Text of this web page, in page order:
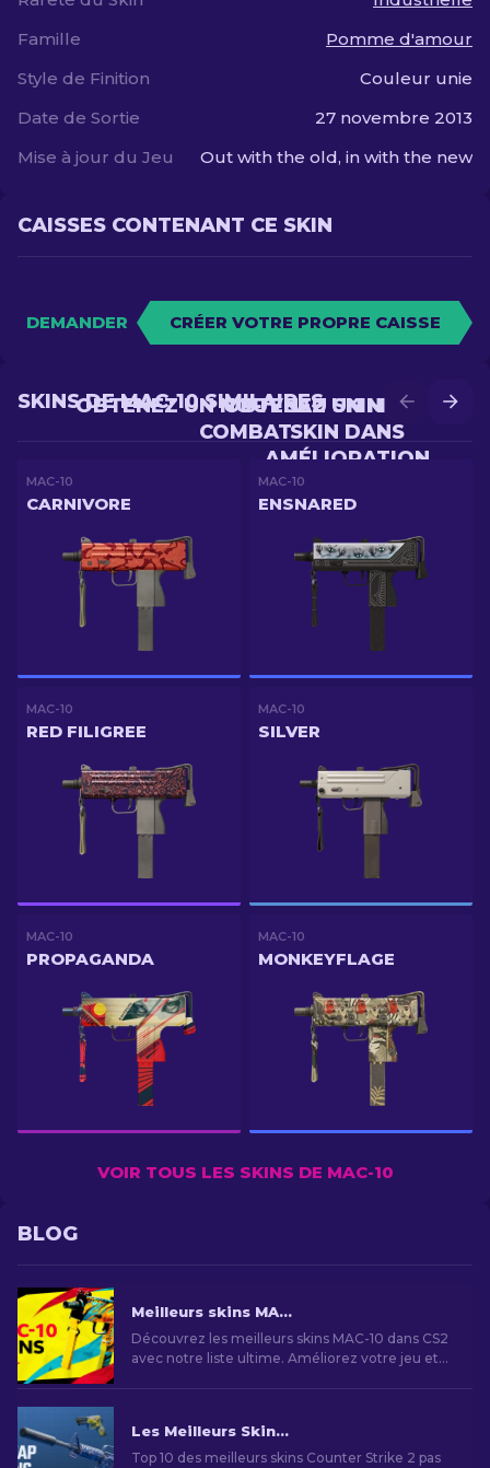
Famille
Pomme d'amour
Style de Finition
Couleur unie
Date de Sortie
27 novembre 2013
Mise à jour du Jeu
Out with the old, in with the new
CAISSES CONTENANT CE SKIN
DEMANDER CRÉER VOTRE PROPRE CAISSE
OBTENEZ UN MEILLEUR
SKIN DANS
AMÉLIORATION
OBTENEZ UN NOUVEAU SKIN EN
COMBAT
SKINS DE MAC-10 SIMILAIRES
MAC-10
CARNIVORE
MAC-10
ENSNARED
MAC-10
RED FILIGREE
MAC-10
SILVER
MAC-10
PROPAGANDA
MAC-10
MONKEYFLAGE
VOIR TOUS LES SKINS DE MAC-10
BLOG
Meilleurs skins MAC-10 dans CS2 : Liste classée [2026]
Découvrez les meilleurs skins MAC-10 dans CS2
avec notre liste ultime. Améliorez votre jeu et
Les Meilleurs Skins Bon Marché dans CS2 [2026]
Top 10 des meilleurs skins Counter Strike 2 pas